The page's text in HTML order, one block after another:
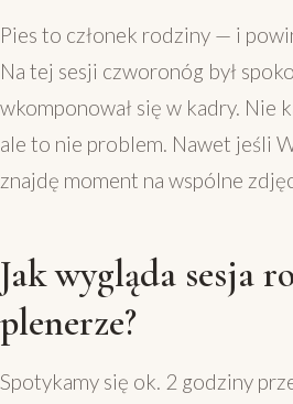
Pies to członek rodziny — i
Na tej sesji czworonóg był
wkomponował się w kadry. Nie
ale to nie problem. Nawet jeśli
znajdę moment na wspólne
Jak wygląda sesja
plenerze?
Spotykamy się ok. 2 godziny